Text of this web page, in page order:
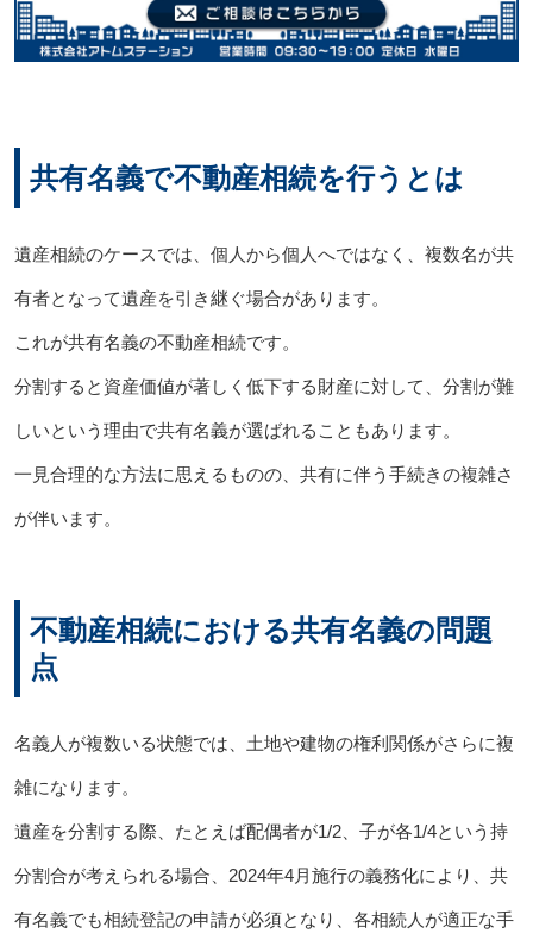
共有名義で不動産相続を行うとは
遺産相続のケースでは、個人から個人へではなく、複数名が共
有者となって遺産を引き継ぐ場合があります。
これが共有名義の不動産相続です。
分割すると資産価値が著しく低下する財産に対して、分割が難
しいという理由で共有名義が選ばれることもあります。
一見合理的な方法に思えるものの、共有に伴う手続きの複雑さ
が伴います。
不動産相続における共有名義の問題
点
名義人が複数いる状態では、土地や建物の権利関係がさらに複
雑になります。
遺産を分割する際、たとえば配偶者が1/2、子が各1/4という持
分割合が考えられる場合、2024年4月施行の義務化により、共
有名義でも相続登記の申請が必須となり、各相続人が適正な手